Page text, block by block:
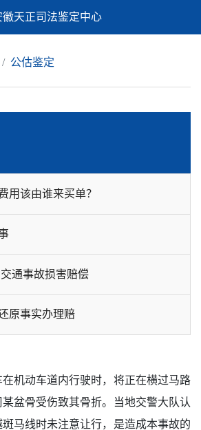
定中心网站！
徽天正司法鉴定中心
公估鉴定
用该由谁来买单？
通事故损害赔偿
原事实办理赔
鉴定说公道
保险公司被判败诉
机动车道内行驶时，将正在横过马路
盆骨受伤致其骨折。当地交警大队认
马线时未注意让行，是造成本事故的